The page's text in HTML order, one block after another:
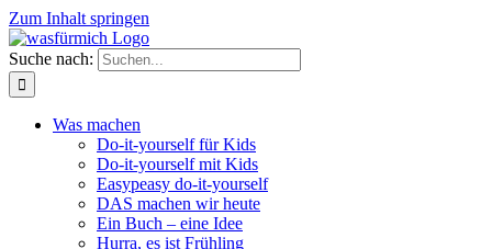
Zum Inhalt springen
Suche nach:
Was machen
Do-it-yourself für Kids
Do-it-yourself mit Kids
Easypeasy do-it-yourself
DAS machen wir heute
Ein Buch – eine Idee
Hurra, es ist Frühling